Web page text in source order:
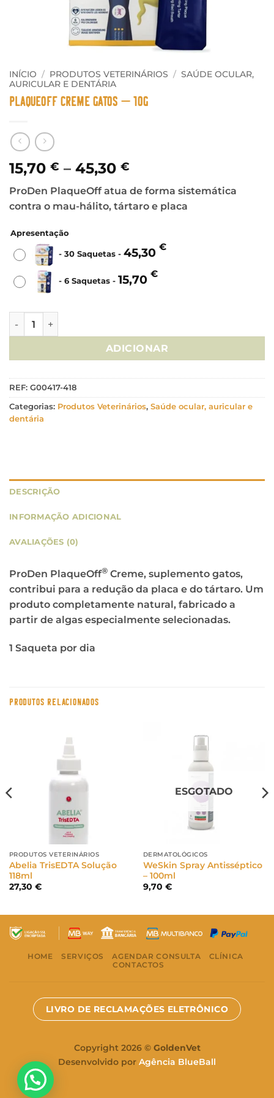
INÍCIO / PRODUTOS VETERINÁRIOS / SAÚDE OCULAR,
AURICULAR E DENTÁRIA
PlaqueOff Creme Gatos – 10g
15,70 € – 45,30 €
range:
15,70 €
through
ProDen PlaqueOff atua de forma sistemática
contra o mau-hálito, tártaro e placa
Apresentação
- 30 Saquetas - 45,30 €
- 6 Saquetas - 15,70 €
Quantidade de PlaqueOff Creme Gatos - 10g
ADICIONAR
REF: G00417-418
Categorias: Produtos Veterinários, Saúde ocular, auricular e
dentária
DESCRIÇÃO
INFORMAÇÃO ADICIONAL
AVALIAÇÕES (0)
ProDen PlaqueOff® Creme, suplemento gatos,
contribui para a redução da placa e do tártaro. Um
produto completamente natural, fabricado a
partir de algas especialmente selecionadas.
1 Saqueta por dia
PRODUTOS RELACIONADOS
PRODUTOS VETERINÁRIOS
Abelia TrisEDTA Solução
118ml
27,30 €
ESGOTADO
DERMATOLÓGICOS
WeSkin Spray Antisséptico
– 100ml
9,70 €
HOME SERVIÇOS AGENDAR CONSULTA
CLÍNICA
CONTACTOS
LIVRO DE RECLAMAÇÕES ELETRÔNICO
Copyright 2026 © GoldenVet
Desenvolvido por Agência BlueBall